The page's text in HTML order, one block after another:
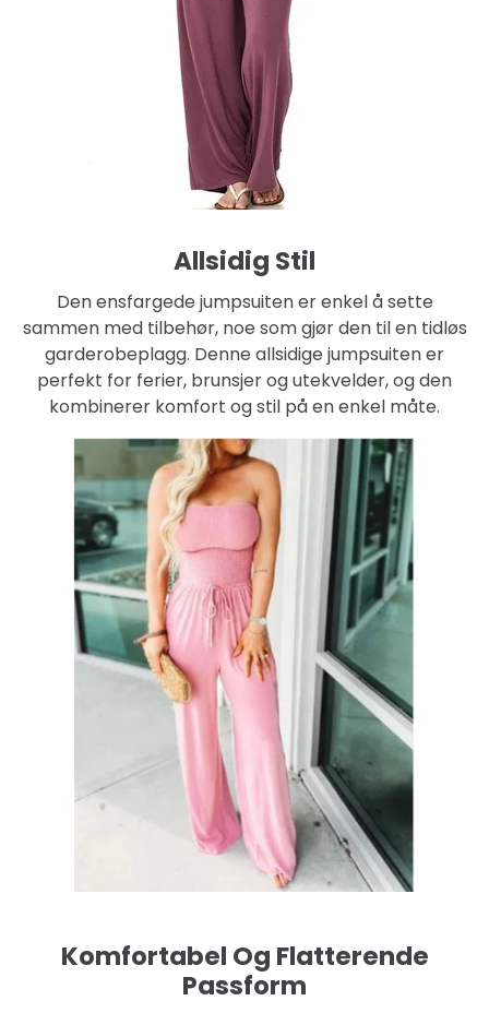
Allsidig Stil
Den ensfargede jumpsuiten er enkel å sette
sammen med tilbehør, noe som gjør den til en tidløs
garderobeplagg. Denne allsidige jumpsuiten er
perfekt for ferier, brunsjer og utekvelder, og den
kombinerer komfort og stil på en enkel måte.
Komfortabel Og Flatterende
Passform